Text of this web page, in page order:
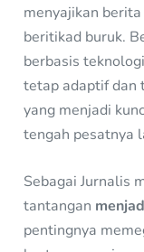
menyajikan
beritikad buruk.
berbasis
tetap adaptif dan
yang menjadi
tengah pesatnya
Sebagai Jurnalis
tantangan
pentingnya